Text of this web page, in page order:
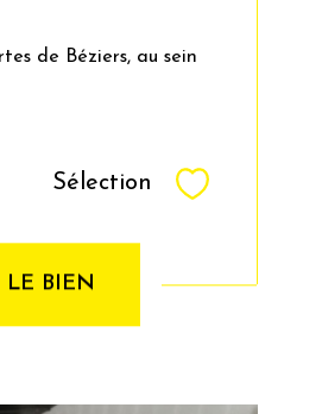
de Béziers, au sein
Sélection Sélectionner
LE BIEN